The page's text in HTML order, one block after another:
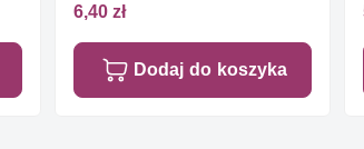
6,40 zł
Dodaj do koszyka